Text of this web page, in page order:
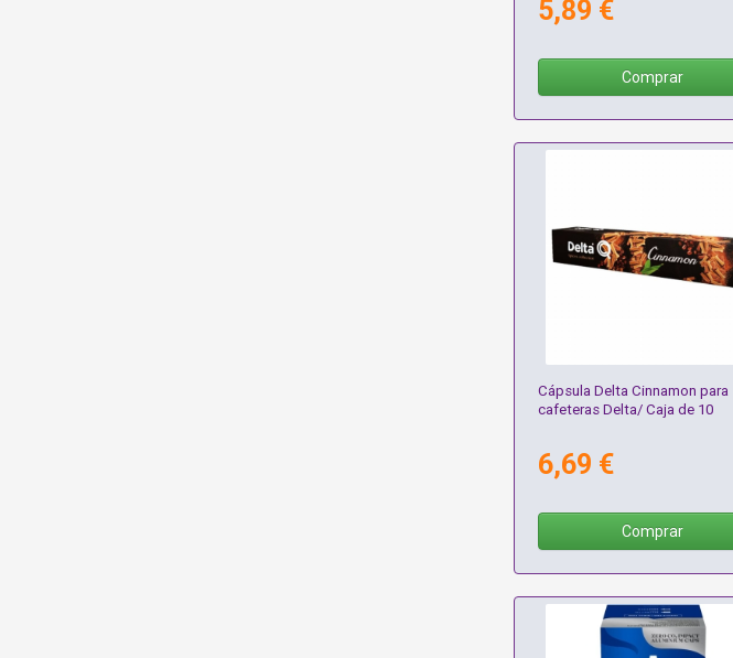
5,89 €
Comprar
Cápsula Delta Cinnamon para
cafeteras Delta/ Caja de 10
6,69 €
Comprar